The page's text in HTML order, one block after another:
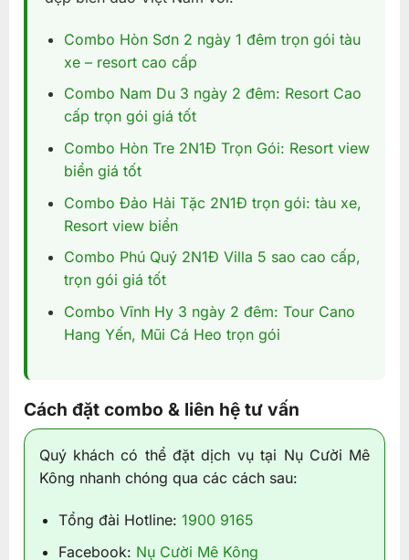
Combo Hòn Sơn 2 ngày 1 đêm trọn gói tàu
xe – resort cao cấp
Combo Nam Du 3 ngày 2 đêm: Resort Cao
cấp trọn gói giá tốt
Combo Hòn Tre 2N1Đ Trọn Gói: Resort view
biển giá tốt
Combo Đảo Hải Tặc 2N1Đ trọn gói: tàu xe,
Resort view biển
Combo Phú Quý 2N1Đ Villa 5 sao cao cấp,
trọn gói giá tốt
Combo Vĩnh Hy 3 ngày 2 đêm: Tour Cano
Hang Yến, Mũi Cá Heo trọn gói
Cách đặt combo & liên hệ tư vấn
Quý khách có thể đặt dịch vụ tại Nụ Cười Mê
Kông nhanh chóng qua các cách sau:
Tổng đài Hotline: 1900 9165
Facebook: Nụ Cười Mê Kông